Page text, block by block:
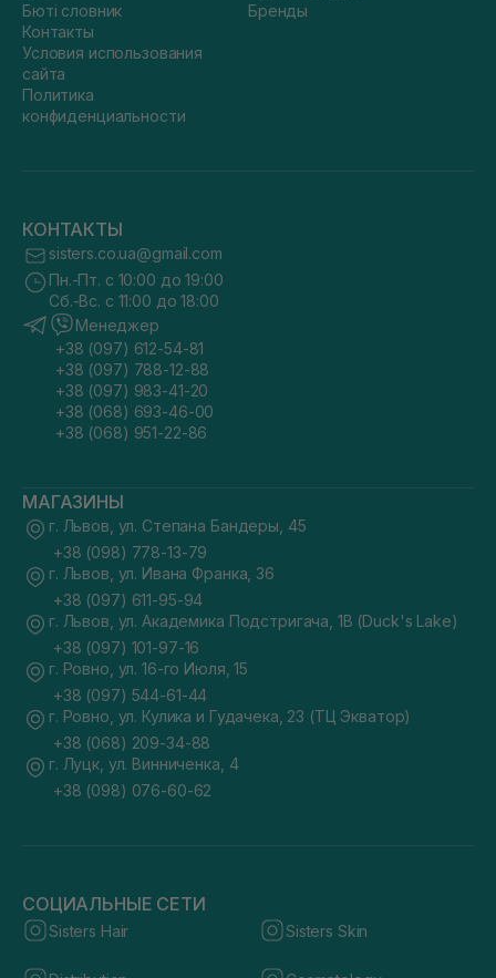
Бюті словник
Контакты
Условия использования
сайта
Политика
конфиденциальности
Бренды
КОНТАКТЫ
sisters.co.ua@gmail.com
Пн.-Пт. с 10:00 до 19:00
Сб.-Вс. с 11:00 до 18:00
Менеджер
+38 (097) 612-54-81
+38 (097) 788-12-88
+38 (097) 983-41-20
+38 (068) 693-46-00
+38 (068) 951-22-86
МАГАЗИНЫ
г. Львов, ул. Степана Бандеры, 45
+38 (098) 778-13-79
г. Львов, ул. Ивана Франка, 36
+38 (097) 611-95-94
г. Львов, ул. Академика Подстригача, 1В (Duck's Lake)
+38 (097) 101-97-16
г. Ровно, ул. 16-го Июля, 15
+38 (097) 544-61-44
г. Ровно, ул. Кулика и Гудачека, 23 (ТЦ Экватор)
+38 (068) 209-34-88
г. Луцк, ул. Винниченка, 4
+38 (098) 076-60-62
СОЦИАЛЬНЫЕ СЕТИ
Sisters Hair Sisters Skin